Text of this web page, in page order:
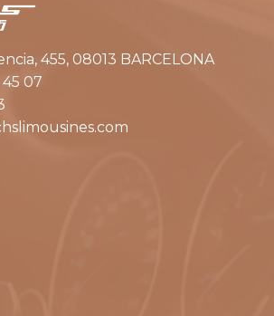
455, 08013 BARCELONA
45 07